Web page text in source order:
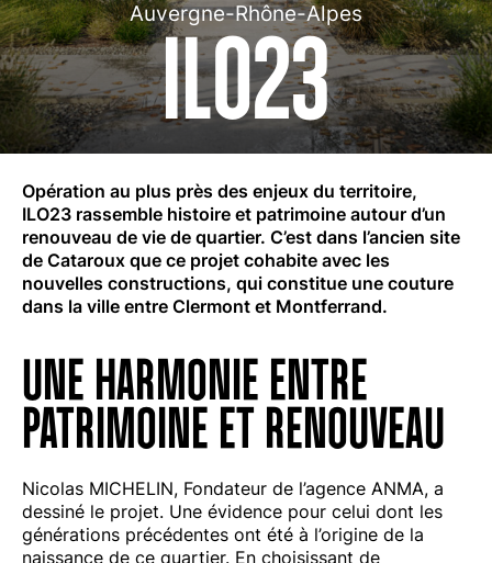
Auvergne-Rhône-Alpes
ILO23
Opération au plus près des enjeux du territoire,
ILO23 rassemble histoire et patrimoine autour d’un
renouveau de vie de quartier. C’est dans l’ancien site
de Cataroux que ce projet cohabite avec les
nouvelles constructions, qui constitue une couture
dans la ville entre Clermont et Montferrand.
UNE HARMONIE ENTRE
PATRIMOINE ET RENOUVEAU
Nicolas MICHELIN, Fondateur de l’agence ANMA, a
dessiné le projet. Une évidence pour celui dont les
générations précédentes ont été à l’origine de la
naissance de ce quartier. En choisissant de